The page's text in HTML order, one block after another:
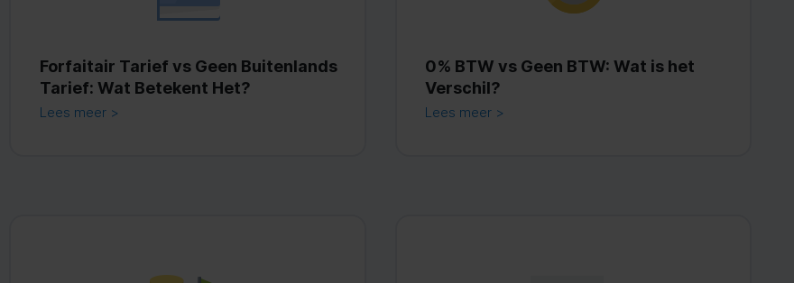
Forfaitair Tarief vs Geen Buitenlands
Tarief: Wat Betekent Het?
Lees meer >
0% BTW vs Geen BTW: Wat is het
Verschil?
Lees meer >